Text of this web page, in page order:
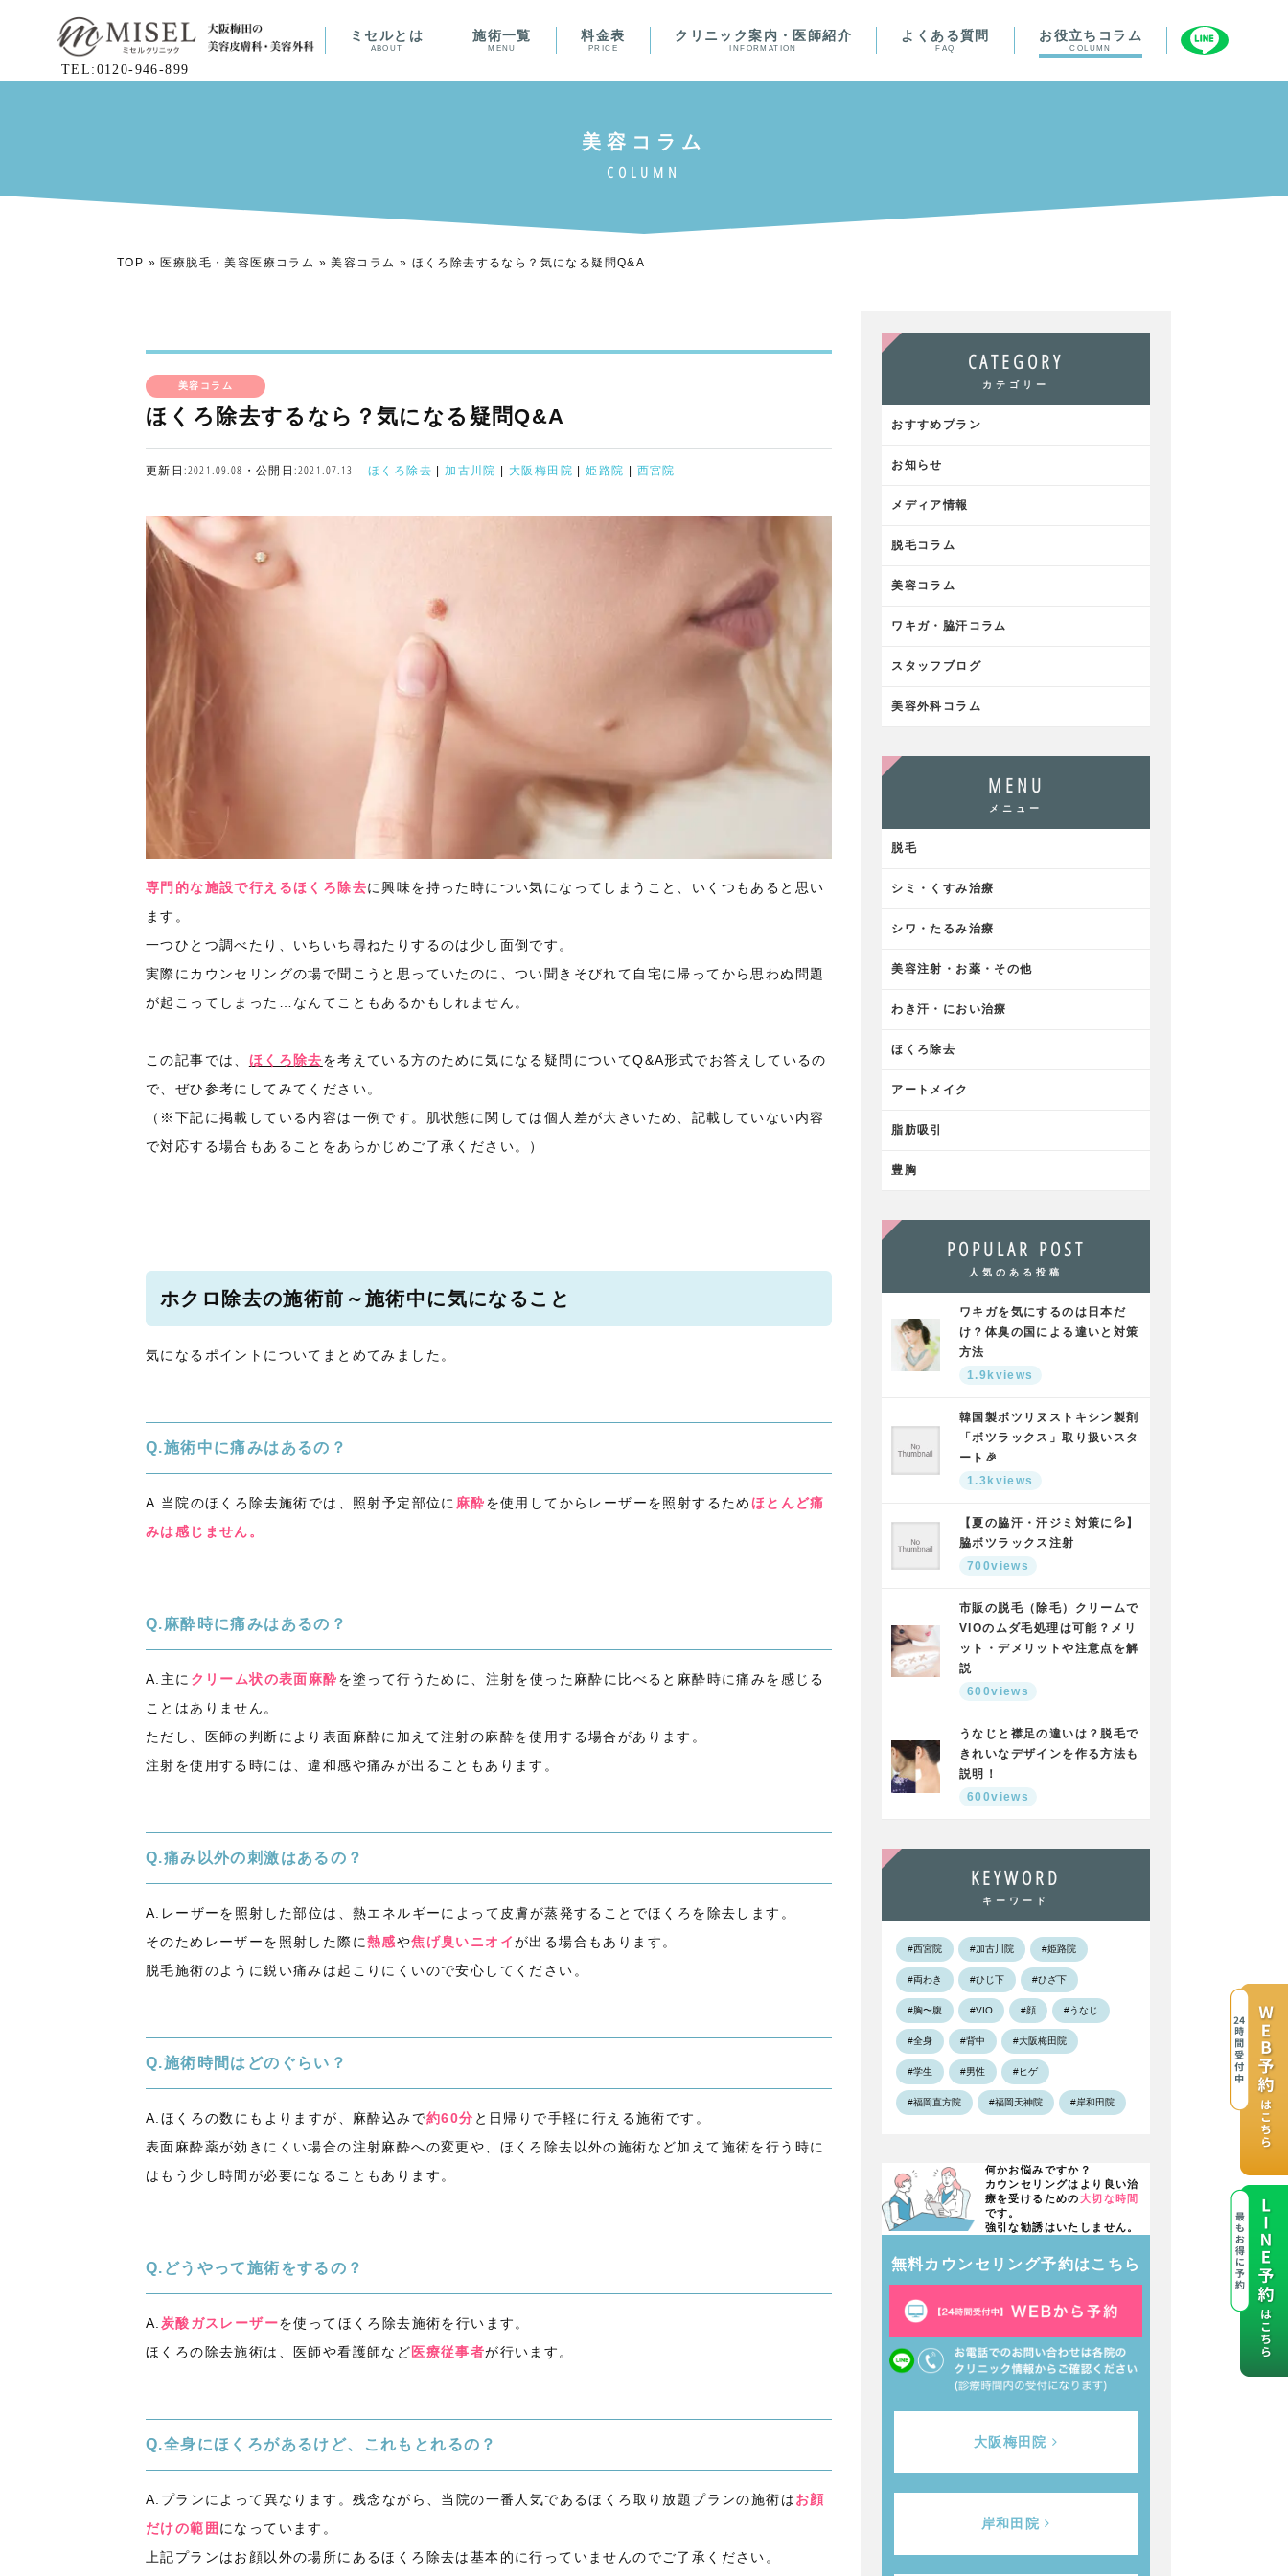
TEL:0120-946-899
ミセルとは
ABOUT
施術一覧
MENU
料金表
PRICE
クリニック案内・医師紹介
INFORMATION
よくある質問
FAQ
お役立ちコラム
COLUMN
TOP » 医療脱毛・美容医療コラム »美容コラム » ほくろ除去するなら？気になる疑問Q&A
美容コラム
ほくろ除去するなら？気になる疑問Q&A
更新日:2021.09.08・公開日:2021.07.13 ほくろ除去 |加古川院 大阪梅田院 |姫路院 西宮院
専門的な施設で行えるほくろ除去に興味を持った時につい気になってしまうこと、いくつもあると思い
ます。
一つひとつ調べたり、いちいち尋ねたりするのは少し面倒です。
実際にカウンセリングの場で聞こうと思っていたのに、つい聞きそびれて自宅に帰ってから思わぬ問題
が起こってしまった…なんてこともあるかもしれません。
この記事では、 ほくろ除去を考えている方のために気になる疑問についてQ&A形式でお答えしているの
で、ぜひ参考にしてみてください。
（※下記に掲載している内容は一例です。肌状態に関しては個人差が大きいため、記載していない内容
で対応する場合もあることをあらかじめご了承ください。）
ホクロ除去の施術前～施術中に気になること
気になるポイントについてまとめてみました。
Q.施術中に痛みはあるの？
A.当院のほくろ除去施術では、照射予定部位に 麻酔を使用してからレーザーを照射するためほとんど痛
みは感じません。
Q.麻酔時に痛みはあるの？
A.主に クリーム状の表面麻酔を塗って行うために、注射を使った麻酔に比べると麻酔時に痛みを感じる
ことはありません。
ただし、医師の判断により表面麻酔に加えて注射の麻酔を使用する場合があります。
注射を使用する時には、違和感や痛みが出ることもあります。
Q.痛み以外の刺激はあるの？
A.レーザーを照射した部位は、熱エネルギーによって皮膚が蒸発することでほくろを除去します。
そのためレーザーを照射した際に熱感や焦げ臭いニオイが出る場合もあります。
脱毛施術のように鋭い痛みは起こりにくいので安心してください。
Q.施術時間はどのぐらい？
A.ほくろの数にもよりますが、麻酔込みで約60分 と日帰りで手軽に行える施術です。
表面麻酔薬が効きにくい場合の注射麻酔への変更や、ほくろ除去以外の施術など加えて施術を行う時に
はもう少し時間が必要になることもあります。
Q.どうやって施術をするの？
A. 炭酸ガスレーザーを使ってほくろ除去施術を行います。
ほくろの除去施術は、医師や看護師など医療従事者が行います。
Q.全身にほくろがあるけど、これもとれるの？
A.プランによって異なります。残念ながら、当院の一番人気であるほくろ取り放題プランの施術はお顔
だけの範囲 になっています。
上記プランはお顔以外の場所にあるほくろ除去は基本的に行っていませんのでご了承ください。
CATEGORY
カテゴリー
おすすめプラン
お知らせ
メディア情報
脱毛コラム
美容コラム
ワキガ・脇汗コラム
スタッフブログ
美容外科コラム
MENU
メニュー
脱毛
シミ・くすみ治療
シワ・たるみ治療
美容注射・お薬・その他
わき汗・におい治療
ほくろ除去
アートメイク
脂肪吸引
豊胸
POPULAR POST
人気のある投稿
ワキガを気にするのは日本だ
け？体臭の国による違いと対策
方法
1.9kviews
韓国製ボツリヌストキシン製剤
「ボツラックス」取り扱いスタ
ート🎉
1.3kviews
【夏の脇汗・汗ジミ対策に💦】
脇ボツラックス注射
700views
市販の脱毛（除毛）クリームで
VIOのムダ毛処理は可能？メリ
ット・デメリットや注意点を解
説
600views
うなじと襟足の違いは？脱毛で
きれいなデザインを作る方法も
説明！
600views
KEYWORD
キーワード
#西宮院 #加古川院 #姫路院
#両わき #ひじ下 #ひざ下
#胸〜腹 #VIO #顔 #うなじ
#全身 #背中 #大阪梅田院
#学生 #男性 #ヒゲ
#福岡直方院 #福岡天神院 #岸和田院
何かお悩みですか？
カウンセリングはより良い治
療を受けるための大切な時間
です。
強引な勧誘はいたしません。
無料カウンセリング予約はこちら
大阪梅田院
岸和田院